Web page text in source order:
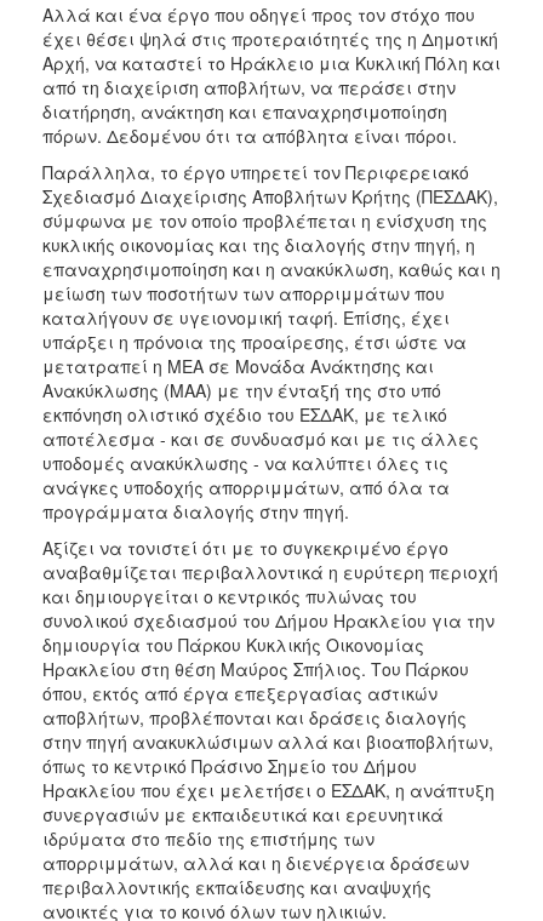
Αλλά και ένα έργο που οδηγεί προς τον στόχο που
έχει θέσει ψηλά στις προτεραιότητές της η Δημοτική
Αρχή, να καταστεί το Ηράκλειο μια Κυκλική Πόλη και
από τη διαχείριση αποβλήτων, να περάσει στην
διατήρηση, ανάκτηση και επαναχρησιμοποίηση
πόρων. Δεδομένου ότι τα απόβλητα είναι πόροι.
Παράλληλα, το έργο υπηρετεί τον Περιφερειακό
Σχεδιασμό Διαχείρισης Αποβλήτων Κρήτης (ΠΕΣΔΑΚ),
σύμφωνα με τον οποίο προβλέπεται η ενίσχυση της
κυκλικής οικονομίας και της διαλογής στην πηγή, η
επαναχρησιμοποίηση και η ανακύκλωση, καθώς και η
μείωση των ποσοτήτων των απορριμμάτων που
καταλήγουν σε υγειονομική ταφή. Επίσης, έχει
υπάρξει η πρόνοια της προαίρεσης, έτσι ώστε να
μετατραπεί η ΜΕΑ σε Μονάδα Ανάκτησης και
Ανακύκλωσης (ΜΑΑ) με την ένταξή της στο υπό
εκπόνηση ολιστικό σχέδιο του ΕΣΔΑΚ, με τελικό
αποτέλεσμα - και σε συνδυασμό και με τις άλλες
υποδομές ανακύκλωσης - να καλύπτει όλες τις
ανάγκες υποδοχής απορριμμάτων, από όλα τα
προγράμματα διαλογής στην πηγή.
Αξίζει να τονιστεί ότι με το συγκεκριμένο έργο
αναβαθμίζεται περιβαλλοντικά η ευρύτερη περιοχή
και δημιουργείται ο κεντρικός πυλώνας του
συνολικού σχεδιασμού του Δήμου Ηρακλείου για την
δημιουργία του Πάρκου Κυκλικής Οικονομίας
Ηρακλείου στη θέση Μαύρος Σπήλιος. Του Πάρκου
όπου, εκτός από έργα επεξεργασίας αστικών
αποβλήτων, προβλέπονται και δράσεις διαλογής
στην πηγή ανακυκλώσιμων αλλά και βιοαποβλήτων,
όπως το κεντρικό Πράσινο Σημείο του Δήμου
Ηρακλείου που έχει μελετήσει ο ΕΣΔΑΚ, η ανάπτυξη
συνεργασιών με εκπαιδευτικά και ερευνητικά
ιδρύματα στο πεδίο της επιστήμης των
απορριμμάτων, αλλά και η διενέργεια δράσεων
περιβαλλοντικής εκπαίδευσης και αναψυχής
ανοικτές για το κοινό όλων των ηλικιών.